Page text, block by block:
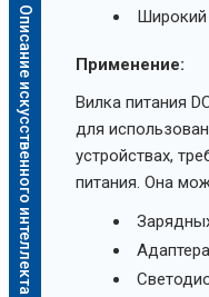
Описание искусственного интеллекта
Широкий
Применение:
Вилка питания
для
устройствах,
питания. Она